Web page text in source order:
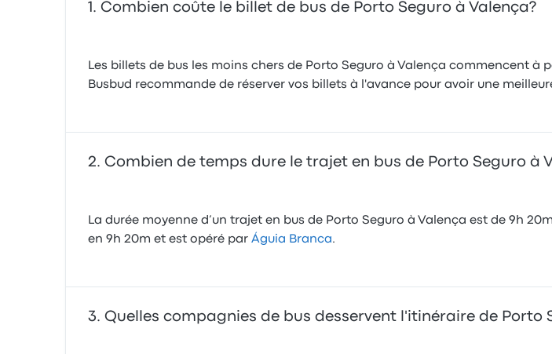
Combien coûte le billet de bus de Porto Seguro à Valença?
Les billets de bus les moins chers de Porto Seguro à Valença commencent à
Busbud recommande de réserver vos billets à l'avance pour avoir une
Combien de temps dure le trajet en bus de Porto Seguro à
La durée moyenne d’un trajet en bus de Porto Seguro à Valença est de 9h
en 9h 20m et est opéré par Águia Branca.
Quelles compagnies de bus desservent l'itinéraire de Porto